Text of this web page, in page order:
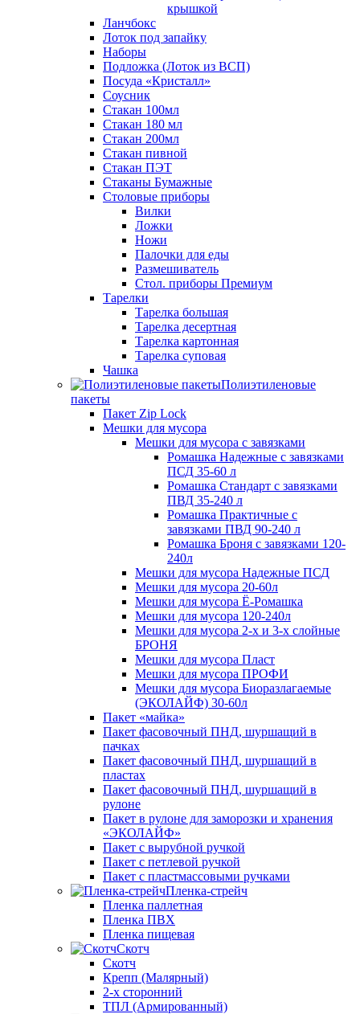
крышкой
Ланчбокс
Лоток под запайку
Наборы
Подложка (Лоток из ВСП)
Посуда «Кристалл»
Соусник
Стакан 100мл
Стакан 180 мл
Стакан 200мл
Стакан пивной
Стакан ПЭТ
Стаканы Бумажные
Столовые приборы
Вилки
Ложки
Ножи
Палочки для еды
Размешиватель
Стол. приборы Премиум
Тарелки
Тарелка большая
Тарелка десертная
Тарелка картонная
Тарелка суповая
Чашка
Полиэтиленовые
пакеты
Пакет Zip Lock
Мешки для мусора
Мешки для мусора с завязками
Ромашка Надежные с завязками
ПСД 35-60 л
Ромашка Стандарт с завязками
ПВД 35-240 л
Ромашка Практичные с
завязками ПВД 90-240 л
Ромашка Броня с завязками 120-
240л
Мешки для мусора Надежные ПСД
Мешки для мусора 20-60л
Мешки для мусора Ё-Ромашка
Мешки для мусора 120-240л
Мешки для мусора 2-х и 3-х слойные
БРОНЯ
Мешки для мусора Пласт
Мешки для мусора ПРОФИ
Мешки для мусора Биоразлагаемые
(ЭКОЛАЙФ) 30-60л
Пакет «майка»
Пакет фасовочный ПНД, шуршащий в
пачках
Пакет фасовочный ПНД, шуршащий в
пластах
Пакет фасовочный ПНД, шуршащий в
рулоне
Пакет в рулоне для заморозки и хранения
«ЭКОЛАЙФ»
Пакет с вырубной ручкой
Пакет с петлевой ручкой
Пакет с пластмассовыми ручками
Пленка-стрейч
Пленка паллетная
Пленка ПВХ
Пленка пищевая
Скотч
Скотч
Крепп (Малярный)
2-х сторонний
ТПЛ (Армированный)